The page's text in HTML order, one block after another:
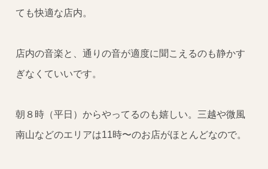
ても快適な店内。
店内の音楽と、通りの音が適度に聞こえるのも静かす
ぎなくていいです。
朝８時（平日）からやってるのも嬉しい。三越や微風
南山などのエリアは11時〜のお店がほとんどなので。